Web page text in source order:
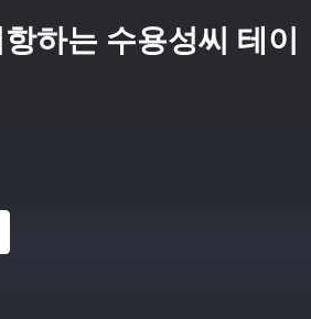
하는 수용성씨 테이